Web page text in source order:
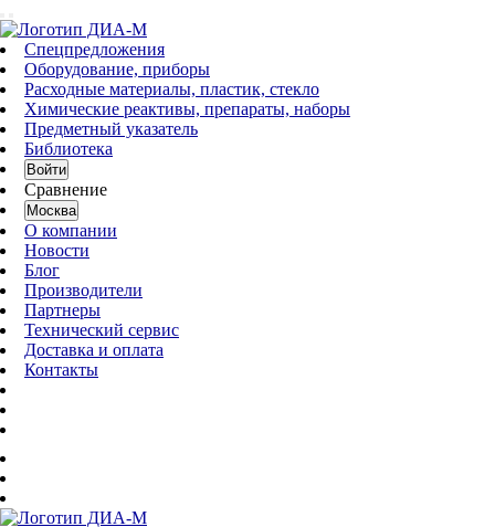
Спецпредложения
Оборудование, приборы
Расходные материалы, пластик, стекло
Химические реактивы, препараты, наборы
Предметный указатель
Библиотека
Войти
Сравнение
Москва
О компании
Новости
Блог
Производители
Партнеры
Технический сервис
Доставка и оплата
Контакты